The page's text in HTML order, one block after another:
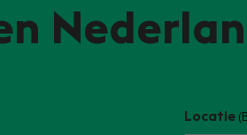
Locatie